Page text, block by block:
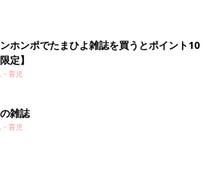
ホンポでたまひよ雑誌を買うとポイント10
定】
育児
雑誌
育児